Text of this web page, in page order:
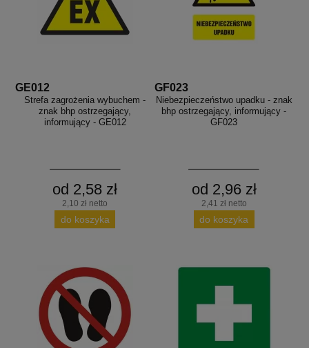
GE012
Strefa zagrożenia wybuchem -
znak bhp ostrzegający,
informujący - GE012
od 2,58 zł
2,10 zł netto
do koszyka
GF023
Niebezpieczeństwo upadku - znak
bhp ostrzegający, informujący -
GF023
od 2,96 zł
2,41 zł netto
do koszyka